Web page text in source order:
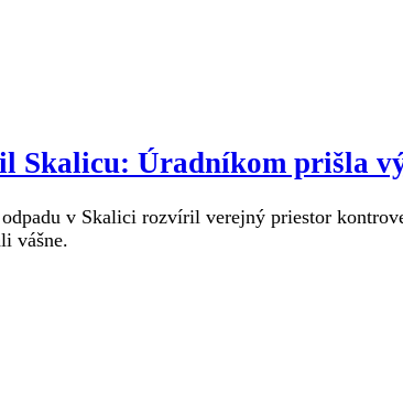
Skalicu: Úradníkom prišla
v Skalici rozvíril verejný priestor
vášne.